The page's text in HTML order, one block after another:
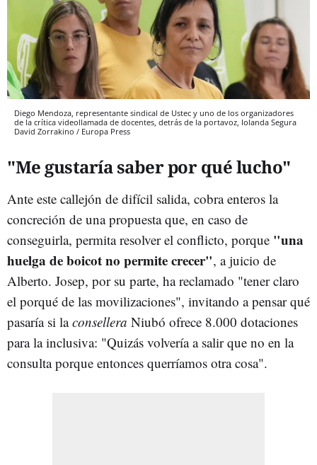
Diego Mendoza, representante sindical de Ustec y uno de los organizadores
de la crítica videollamada de docentes, detrás de la portavoz, Iolanda Segura
David Zorrakino / Europa Press
"Me gustaría saber por qué lucho"
Ante este callejón de difícil salida, cobra enteros la
concreción de una propuesta que, en caso de
conseguirla, permita resolver el conflicto, porque "una
huelga de boicot no permite crecer", a juicio de
Alberto. Josep, por su parte, ha reclamado "tener claro
el porqué de las movilizaciones", invitando a pensar qué
pasaría si laconsellera Niubó ofrece 8.000 dotaciones
para la inclusiva: "Quizás volvería a salir que no en la
consulta porque entonces querríamos otra cosa".